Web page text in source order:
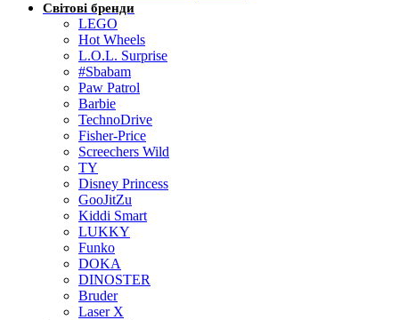
Світові бренди
LEGO
Hot Wheels
L.O.L. Surprise
#Sbabam
Paw Patrol
Barbie
TechnoDrive
Fisher-Price
Screechers Wild
TY
Disney Princess
GooJitZu
Kiddi Smart
LUKKY
Funko
DOKA
DINOSTER
Bruder
Laser X